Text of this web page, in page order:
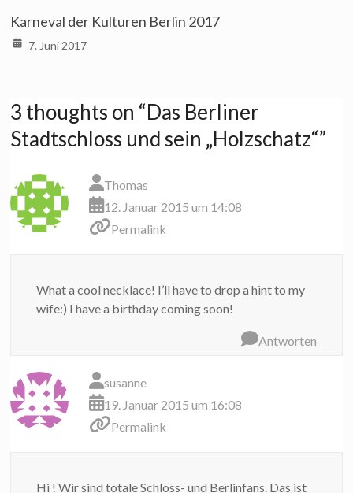
Karneval der Kulturen Berlin 2017
7. Juni 2017
3 thoughts on “Das Berliner
Stadtschloss und sein „Holzschatz“”
Thomas
12. Januar 2015 um 14:08
Permalink
What a cool necklace! I’ll have to drop a hint to my
wife:) I have a birthday coming soon!
Antworten
susanne
19. Januar 2015 um 16:08
Permalink
Hi ! Wir sind totale Schloss- und Berlinfans. Das ist